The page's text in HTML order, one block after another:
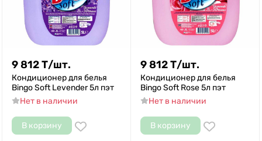
9 812Т/шт.
Кондиционер для белья
Bingo Soft Levender 5л пэт
Нет в наличии
В корзину
9 812Т/шт.
Кондиционер для белья
Bingo Soft Rose 5л пэт
Нет в наличии
В корзину